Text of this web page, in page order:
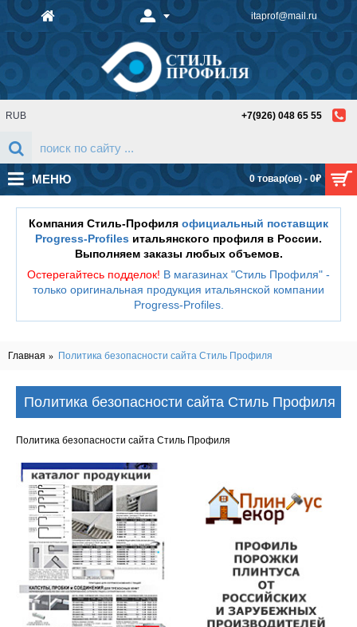
itaprof@mail.ru
0 товар(ов) - 0₽
RUB +7(926) 048 65 55
МЕНЮ
Компания Стиль-Профиля официальный поставщик
Progress-Profiles итальянского профиля в России.
Выполняем заказы любых объемов.
Остерегайтесь подделок! В магазинах "Стиль Профиля" -
только оригинальная продукция итальянской компании
Progress-Profiles.
Главная Политика безопасности сайта Стиль Профиля
Политика безопасности сайта Стиль Профиля
Политика безопасности сайта Стиль Профиля